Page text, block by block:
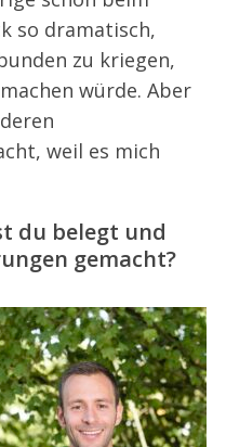
so dramatisch,
zu kriegen,
würde. Aber
weil es mich
du belegt und
gemacht?